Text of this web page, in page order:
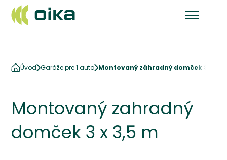
Úvod Garáže pre 1 auto Montovaný záhradný domček 3 x 3,5
Montovaný zahradný
domček 3 x 3,5 m